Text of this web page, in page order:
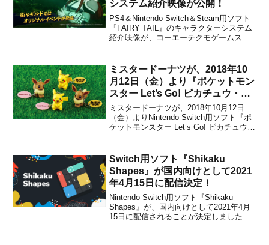
システム紹介映像が公開！
PS4＆Nintendo Switch＆Steam用ソフト
『FAIRY TAIL』のキャラクターシステム
紹介映像が、コーエーテクモゲームスか
付中】最新映像「キャラクターシステム
紹介映像」公開！街やギルドで本...
ミスタードーナツが、2018年10
月12日（金）より『ポケットモン
スター Let’s Go! ピカチュウ・
Let’s Go! イーブイ』とコラボし
たキャンペーンを開催！
ミスタードーナツが、2018年10月12日
（金）よりNintendo Switch用ソフト『ポ
ケットモンスター Let’s Go! ピカチュウ・
を随時開催します。【予告】◎ミスドで
ポケモンに会おう...
Switch用ソフト『Shikaku
Shapes』が国内向けとして2021
年4月15日に配信決定！
Nintendo Switch用ソフト『Shikaku
Shapes』が、国内向けとして2021年4月
15日に配信されることが決定しました。